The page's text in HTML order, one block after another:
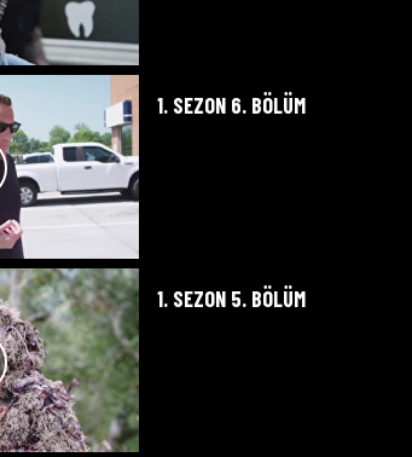
1. SEZON 6. BÖLÜM
1. SEZON 5. BÖLÜM